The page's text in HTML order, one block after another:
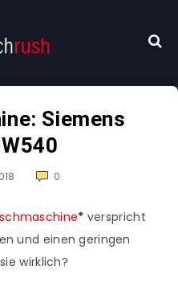
Siemens
0
* verspricht
und einen geringen
wirklich?